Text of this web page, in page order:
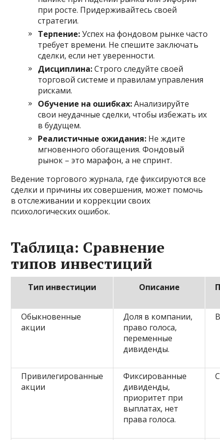
при росте. Придерживайтесь своей
стратегии.
Терпение:Успех на фондовом рынке часто
требует времени. Не спешите заключать
сделки, если нет уверенности.
Дисциплина:Строго следуйте своей
торговой системе и правилам управления
рисками.
Обучение на ошибках:Анализируйте
свои неудачные сделки, чтобы избежать их
в будущем.
Реалистичные ожидания: Не ждите
мгновенного обогащения. Фондовый
рынок – это марафон, а не спринт.
Ведение торгового журнала, где фиксируются все
сделки и причины их совершения, может помочь
в отслеживании и коррекции своих
психологических ошибок.
Таблица: Сравнение
типов инвестиций
Тип инвестиции Описание
Обыкновенные
акции
Доля в компании,
право голоса,
переменные
дивиденды.
Привилегированные
акции
Фиксированные
дивиденды,
приоритет при
выплатах, нет
права голоса.